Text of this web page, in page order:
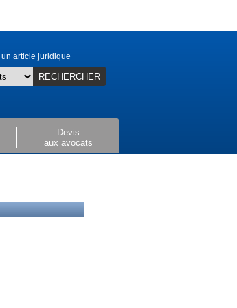
article juridique
RECHERCHER
Devis
aux avocats